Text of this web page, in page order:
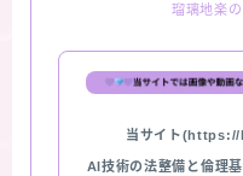
瑠璃地楽
当サイト
AI技術の法整備と倫理